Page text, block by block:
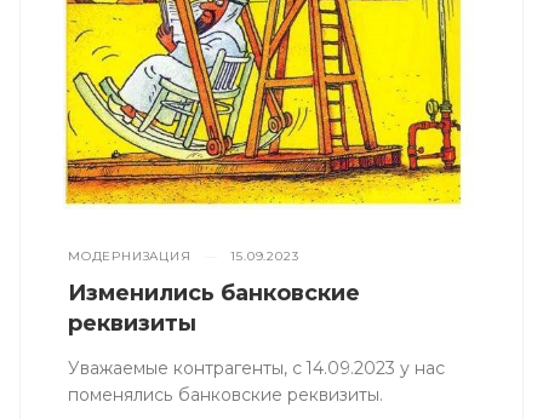
МОДЕРНИЗАЦИЯ 15.09.2023
Изменились банковские
реквизиты
Уважаемые контрагенты, с 14.09.2023 у нас
поменялись банковские реквизиты.